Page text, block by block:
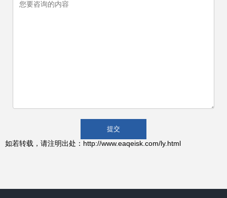
如若转载，请注明出处：http://www.eaqeisk.com/ly.html